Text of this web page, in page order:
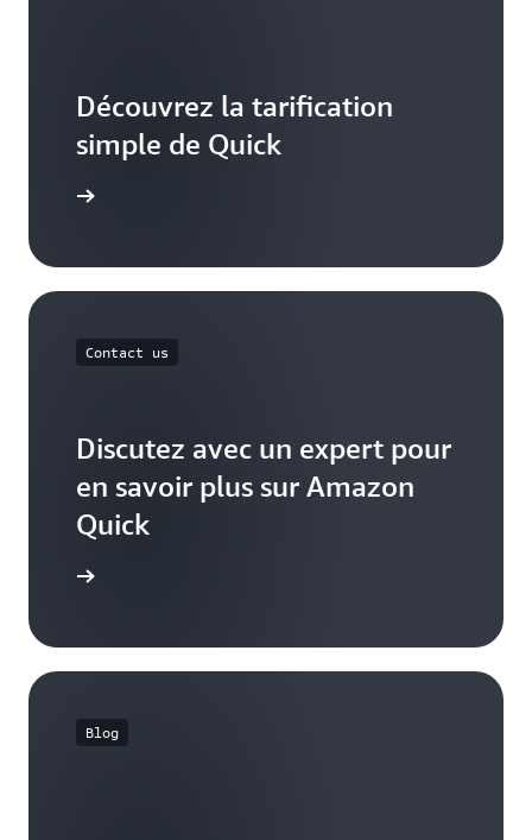
Découvrez la tarification
simple de Quick
Contact us
Discutez avec un expert pour
en savoir plus sur Amazon
Quick
Blog